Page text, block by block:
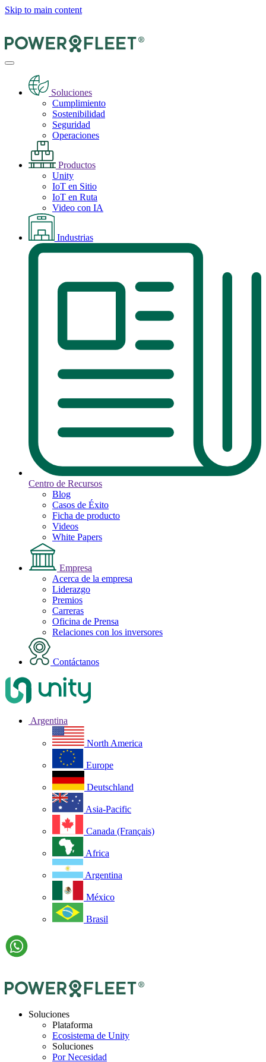
Skip to main content
Soluciones
Cumplimiento
Sostenibilidad
Seguridad
Operaciones
Productos
Unity
IoT en Sitio
IoT en Ruta
Video con IA
Industrias
Centro de Recursos
Blog
Casos de Éxito
Ficha de producto
Videos
White Papers
Empresa
Acerca de la empresa
Liderazgo
Premios
Carreras
Oficina de Prensa
Relaciones con los inversores
Contáctanos
Argentina
North America
Europe
Deutschland
Asia-Pacific
Canada (Français)
Africa
Argentina
México
Brasil
Soluciones
Plataforma
Ecosistema de Unity
Soluciones
Por Necesidad